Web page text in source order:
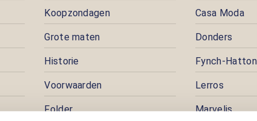
Koopzondagen
Grote maten
Historie
Voorwaarden
Folder
Casa Moda
Donders
Fynch-Hatton
Lerros
Marvelis